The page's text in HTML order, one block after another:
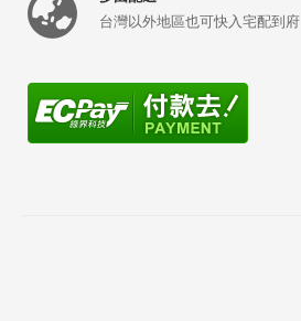
台灣以外地區也可快入宅配到府